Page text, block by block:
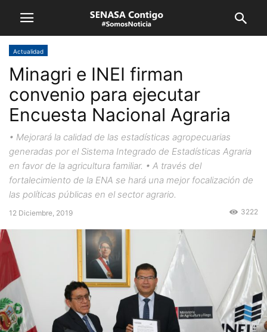
Actualidad
Minagri e INEI firman
convenio para ejecutar
Encuesta Nacional Agraria
• Mejorará la calidad de las estadísticas agropecuarias
generadas por el Sistema Integrado de Estadísticas Agraria
en favor de la agricultura familiar. • A través del
fortalecimiento de la ENA se hará una mejor focalización de
las políticas públicas en el sector agrario.
12 Diciembre, 2019 3222